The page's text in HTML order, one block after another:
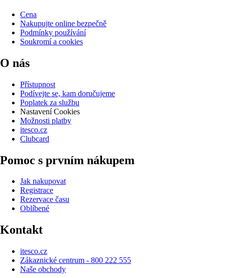
Cena
Nakupujte online bezpečně
Podmínky používání
Soukromí a cookies
O nás
Přístupnost
Podívejte se, kam doručujeme
Poplatek za službu
Nastavení Cookies
Možnosti platby
itesco.cz
Clubcard
Pomoc s prvním nákupem
Jak nakupovat
Registrace
Rezervace času
Oblíbené
Kontakt
itesco.cz
Zákaznické centrum - 800 222 555
Naše obchody